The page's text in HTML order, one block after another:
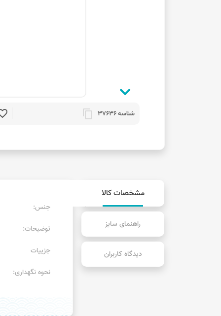
شناسه 37636 content_copy
مشخصات کالا
راهنمای سایز
دیدگاه کاربران
جنس:
توضیحات:
جزییات
نحوه نگهداری: